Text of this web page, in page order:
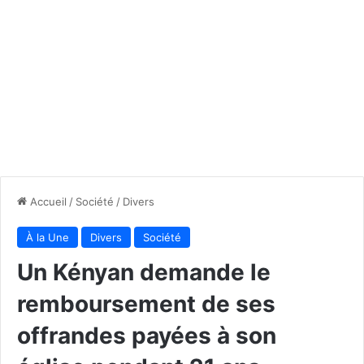
Accueil / Société / Divers
À la Une Divers Société
Un Kényan demande le
remboursement de ses
offrandes payées à son